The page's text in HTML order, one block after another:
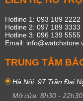
Hotline 1: 093 189 2222
Hotline 2: 097 189 3333
Hotline 3: 096 139 5555
Email:
TRUNG TÂM
Hà Nội: 97 Trần Đại
Mở cửa: 8h30 - 22h30